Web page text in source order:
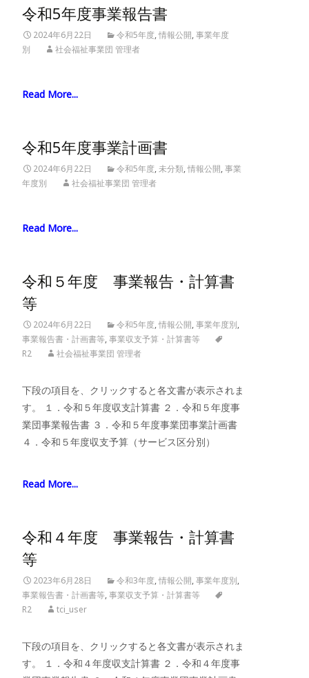
令和5年度事業報告書
2024年6月22日 令和5年度,情報公開,事業年度
別
社会福祉事業団 管理者
Read More...
令和5年度事業計画書
2024年6月22日 令和5年度,未分類,情報公開,事業
年度別
社会福祉事業団 管理者
Read More...
令和５年度 事業報告・計算書
等
2024年6月22日 令和5年度,情報公開,事業年度別,
事業報告書・計画書等,事業収支予算・計算書等
R2
社会福祉事業団 管理者
下段の項目を、クリックすると各文書が表示されま
す。 １．令和５年度収支計算書 ２．令和５年度事
業団事業報告書 ３．令和５年度事業団事業計画書
４．令和５年度収支予算（サービス区分別）
Read More...
令和４年度 事業報告・計算書
等
2023年6月28日 令和3年度,情報公開,事業年度別,
事業報告書・計画書等,事業収支予算・計算書等
R2
tci_user
下段の項目を、クリックすると各文書が表示されま
す。 １．令和４年度収支計算書 ２．令和４年度事